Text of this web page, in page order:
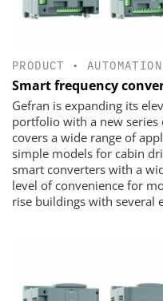
PRODUCT •AUTOMATION
Smart frequency
Gefran is expanding its
portfolio with a new series
covers a wide range of
simple models for cabin
smart converters with a
level of convenience for
rise buildings with several